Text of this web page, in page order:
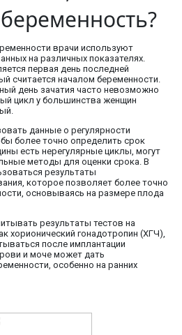
врачи используют
на различных показателях.
первая день последней
считается началом беременности.
день зачатия часто невозможно
цикл у большинства женщин
данные о регулярности
более точно определить срок
есть нерегулярные циклы, могут
методы для оценки срока. В
результаты
которое позволяет более точно
основываясь на размере плода
результаты тестов на
хорионический гонадотропин (ХГЧ),
после имплантации
и моче может дать
особенно на ранних